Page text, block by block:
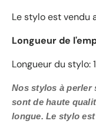
Le stylo est vendu
Longueur de
Longueur du stylo:
Nos stylos à perler
sont de haute
longue. Le stylo